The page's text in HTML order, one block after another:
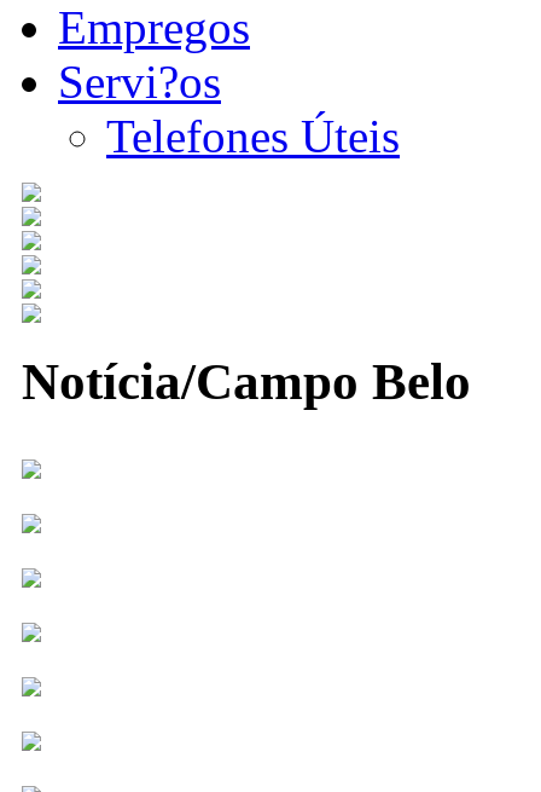
Empregos
Servi?os
Telefones Úteis
Notícia/Campo Belo